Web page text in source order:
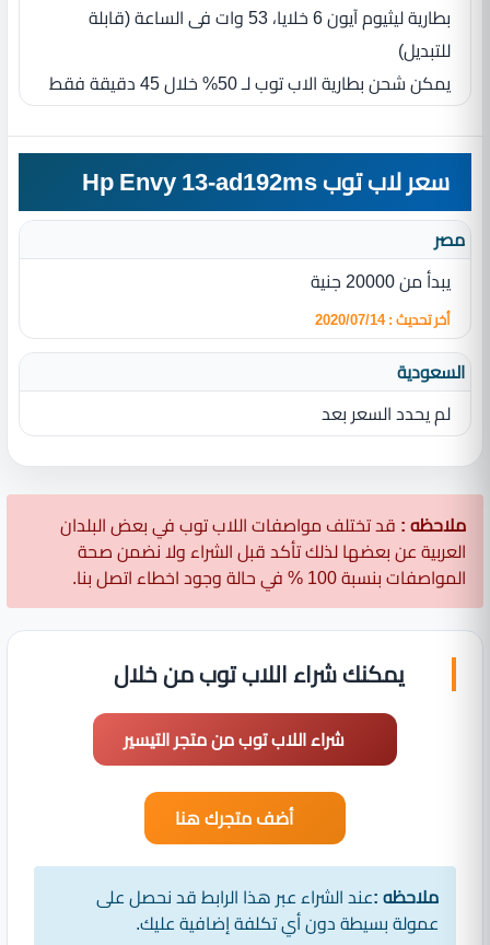
بطارية ليثيوم آيون 6‎ خلايا، 53 وات فى الساعة ‏(‏قابلة
للتبديل‏)‏
يمكن شحن بطارية الاب توب لـ 50% خلال 45 دقيقة فقط
سعر لاب توب Hp Envy 13-ad192ms
مصر
يبدأ من 20000 جنية
أخر تحديث : 2020/07/14
السعودية
لم يحدد السعر بعد
ملاحظه : قد تختلف مواصفات اللاب توب في بعض البلدان
العربية عن بعضها لذلك تأكد قبل الشراء ولا نضمن صحة
المواصفات بنسبة 100 % في حالة وجود اخطاء اتصل بنا.
يمكنك شراء اللاب توب من خلال
شراء اللاب توب من متجر التيسير
أضف متجرك هنا
ملاحظه :عند الشراء عبر هذا الرابط قد نحصل على
عمولة بسيطة دون أي تكلفة إضافية عليك.